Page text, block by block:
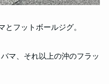
とフットボールジグ。
マ、それ以上の沖のフラッ